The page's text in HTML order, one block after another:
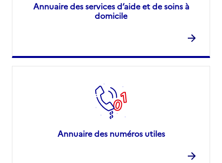
Annuaire des services d’aide et de soins à
domicile
Annuaire des numéros utiles